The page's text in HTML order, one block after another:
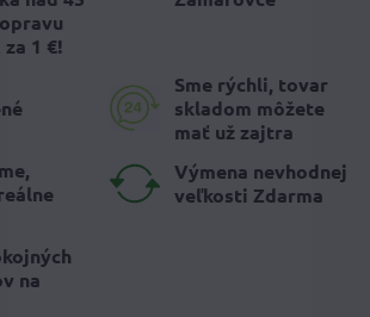
za 1 €!
Sme rýchli, tovar
skladom môžete
mať už zajtra
Výmena nevhodnej
veľkosti Zdarma
na